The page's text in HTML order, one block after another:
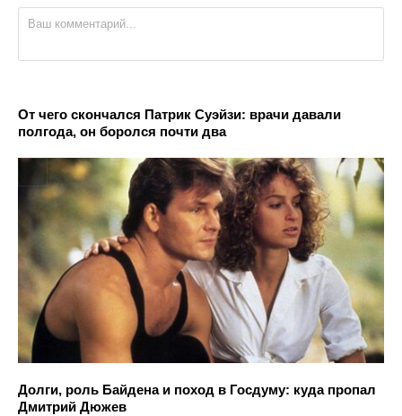
От чего скончался Патрик Суэйзи: врачи давали
полгода, он боролся почти два
Долги, роль Байдена и поход в Госдуму: куда пропал
Дмитрий Дюжев